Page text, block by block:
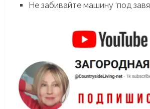
Не забивайте машину ‘под